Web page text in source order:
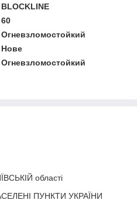
BLOCKLINE
60
Огневзломостойкий
Нове
Огневзломостойкий
області
ПУНКТИ УКРАЇНИ